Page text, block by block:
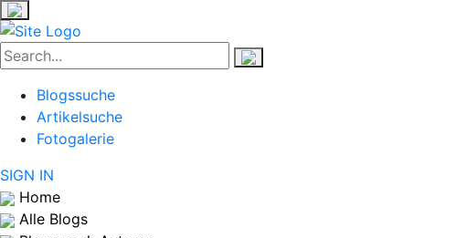
Blogssuche
Artikelsuche
Fotogalerie
SIGN IN
Home
Alle Blogs